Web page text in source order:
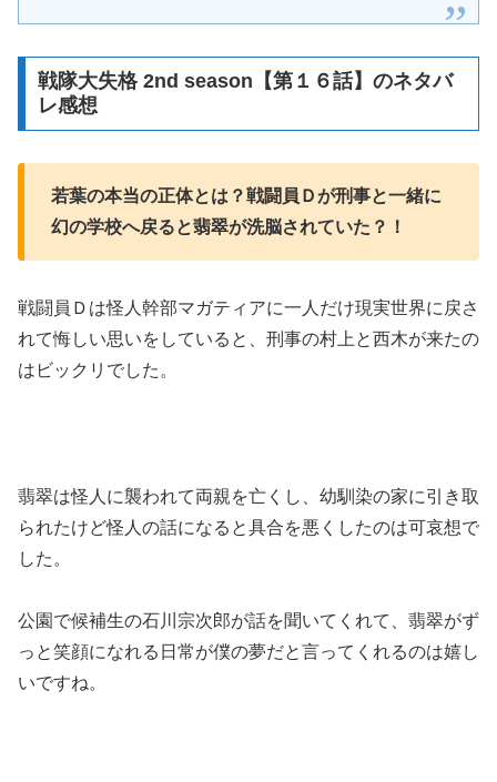
戦隊大失格 2nd season【第１６話】のネタバ
レ感想
若葉の本当の正体とは？戦闘員Ｄが刑事と一緒に
幻の学校へ戻ると翡翠が洗脳されていた？！
戦闘員Ｄは怪人幹部マガティアに一人だけ現実世界に戻さ
れて悔しい思いをしていると、刑事の村上と西木が来たの
はビックリでした。
翡翠は怪人に襲われて両親を亡くし、幼馴染の家に引き取
られたけど怪人の話になると具合を悪くしたのは可哀想で
した。
公園で候補生の石川宗次郎が話を聞いてくれて、翡翠がず
っと笑顔になれる日常が僕の夢だと言ってくれるのは嬉し
いですね。